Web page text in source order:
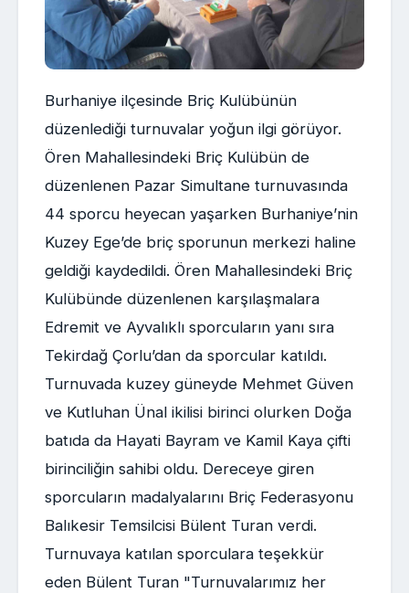
Burhaniye ilçesinde Briç Kulübünün
düzenlediği turnuvalar yoğun ilgi görüyor.
Ören Mahallesindeki Briç Kulübün de
düzenlenen Pazar Simultane turnuvasında
44 sporcu heyecan yaşarken Burhaniye’nin
Kuzey Ege’de briç sporunun merkezi haline
geldiği kaydedildi. Ören Mahallesindeki Briç
Kulübünde düzenlenen karşılaşmalara
Edremit ve Ayvalıklı sporcuların yanı sıra
Tekirdağ Çorlu’dan da sporcular katıldı.
Turnuvada kuzey güneyde Mehmet Güven
ve Kutluhan Ünal ikilisi birinci olurken Doğa
batıda da Hayati Bayram ve Kamil Kaya çifti
birinciliğin sahibi oldu. Dereceye giren
sporcuların madalyalarını Briç Federasyonu
Balıkesir Temsilcisi Bülent Turan verdi.
Turnuvaya katılan sporculara teşekkür
eden Bülent Turan "Turnuvalarımız her